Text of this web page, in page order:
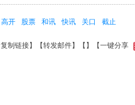
高开 股票 和讯 快讯 关口 截止
复制链接】【转发邮件】【 】 【一键分享